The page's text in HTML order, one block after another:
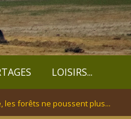
LOISIRS...
les forêts ne poussent plus...